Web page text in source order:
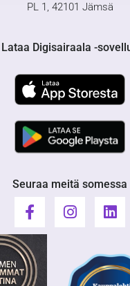
PL 1, 42101 Jämsä
Lataa Digisairaala -
Seuraa meitä somessa